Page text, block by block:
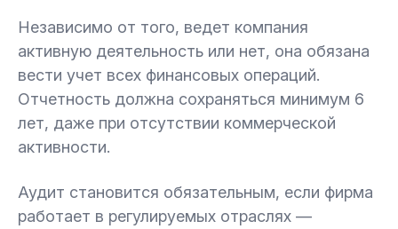
Независимо от того, ведет компания
активную деятельность или нет, она обязана
вести учет всех финансовых операций.
Отчетность должна сохраняться минимум 6
лет, даже при отсутствии коммерческой
активности.
Аудит становится обязательным, если фирма
работает в регулируемых отраслях —